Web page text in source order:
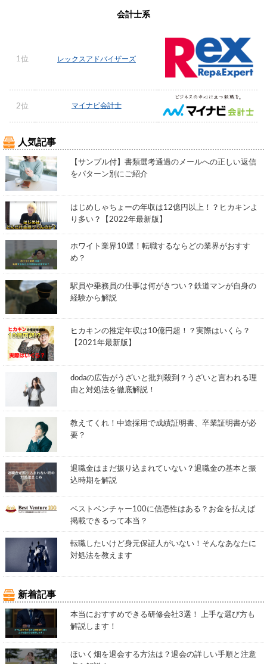
会計士系
1位 レックスアドバイザーズ
2位 マイナビ会計士
人気記事
【サンプル付】書類選考通過のメールへの正しい返信
をパターン別にご紹介
はじめしゃちょーの年収は12億円以上！？ヒカキンよ
り多い？【2022年最新版】
ホワイト業界10選！転職するならどの業界がおすす
め？
駅員や乗務員の仕事は何がきつい？鉄道マンが自身の
経験から解説
ヒカキンの推定年収は10億円超！？実際はいくら？
【2021年最新版】
dodaの広告がうざいと批判殺到？うざいと言われる理
由と対処法を徹底解説！
教えてくれ！中途採用で成績証明書、卒業証明書が必
要？
退職金はまだ振り込まれていない？退職金の基本と振
込時期を解説
ベストベンチャー100に信憑性はある？お金を払えば
掲載できるって本当？
転職したいけど身元保証人がいない！そんなあなたに
対処法を教えます
新着記事
本当におすすめできる研修会社3選！ 上手な選び方も
解説します！
ほいく畑を退会する方法は？退会の詳しい手順と注意